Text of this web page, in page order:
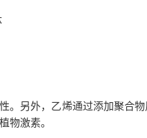
。另外，乙烯通过添加聚合
物激素。